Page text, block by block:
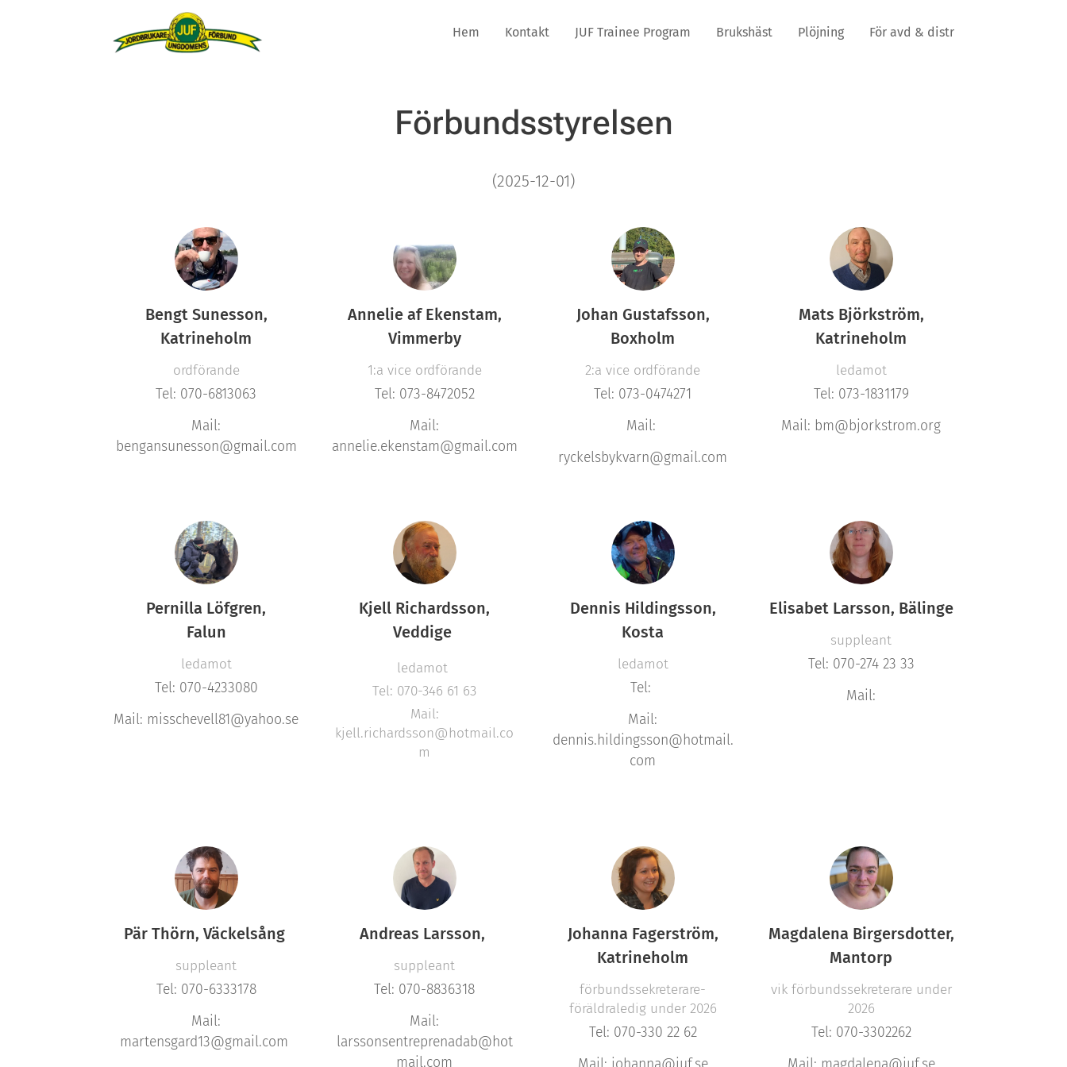
Hem Kontakt JUF Trainee Program Brukshäst Plöjning För avd & distr
Förbundsstyrelsen
(2025-12-01)
Bengt Sunesson,
Katrineholm
ordförande
Tel: 070-6813063
Mail:
bengansunesson@gmail.com
Annelie af Ekenstam,
Vimmerby
1:a vice ordförande
Tel: 073-8472052
Mail:
annelie.ekenstam@gmail.com
Johan Gustafsson,
Boxholm
2:a vice ordförande
Tel: 073-0474271
Mail:
ryckelsbykvarn@gmail.com
Mats Björkström,
Katrineholm
ledamot
Tel: 073-1831179
Mail: bm@bjorkstrom.org
Pernilla Löfgren,
Falun
ledamot
Tel: 070-4233080
Mail: misschevell81@yahoo.se
Kjell Richardsson,
Veddige
ledamot
Tel: 070-346 61 63
Mail:
kjell.richardsson@hotmail.co
m
Dennis Hildingsson,
Kosta
ledamot
Tel:
Mail:
dennis.hildingsson@hotmail.
com
Elisabet Larsson, Bälinge
suppleant
Tel: 070-274 23 33
Mail:
Pär Thörn, Väckelsång
suppleant
Tel: 070-6333178
Mail:
martensgard13@gmail.com
Andreas Larsson,
suppleant
Tel: 070-8836318
Mail:
larssonsentreprenadab@hot
mail.com
Johanna Fagerström,
Katrineholm
förbundssekreterare-
föräldraledig under 2026
Tel: 070-330 22 62
Magdalena Birgersdotter,
Mantorp
vik förbundssekreterare under
2026
Tel: 070-3302262